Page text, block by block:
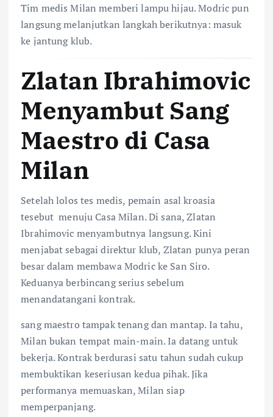
Tim medis Milan memberi lampu hijau. Modric pun
langsung melanjutkan langkah berikutnya: masuk
ke jantung klub.
Zlatan Ibrahimovic
Menyambut Sang
Maestro di Casa
Milan
Setelah lolos tes medis, pemain asal kroasia
tesebut menuju Casa Milan. Di sana, Zlatan
Ibrahimovic menyambutnya langsung. Kini
menjabat sebagai direktur klub, Zlatan punya peran
besar dalam membawa Modric ke San Siro.
Keduanya berbincang serius sebelum
menandatangani kontrak.
sang maestro tampak tenang dan mantap. Ia tahu,
Milan bukan tempat main-main. Ia datang untuk
bekerja. Kontrak berdurasi satu tahun sudah cukup
membuktikan keseriusan kedua pihak. Jika
performanya memuaskan, Milan siap
memperpanjang.